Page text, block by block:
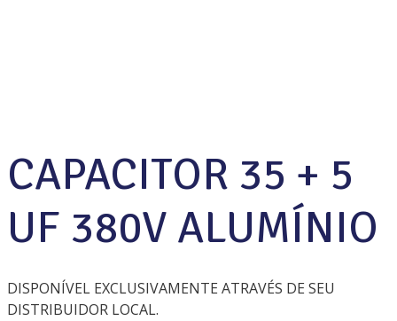
CAPACITOR 35 + 5
UF 380V ALUMÍNIO
DISPONÍVEL EXCLUSIVAMENTE ATRAVÉS DE SEU
DISTRIBUIDOR LOCAL.